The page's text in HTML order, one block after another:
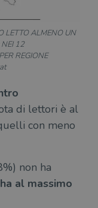
LETTO ALMENO UN
12
REGIONE
di lettori è al
con meno
non ha
al massimo